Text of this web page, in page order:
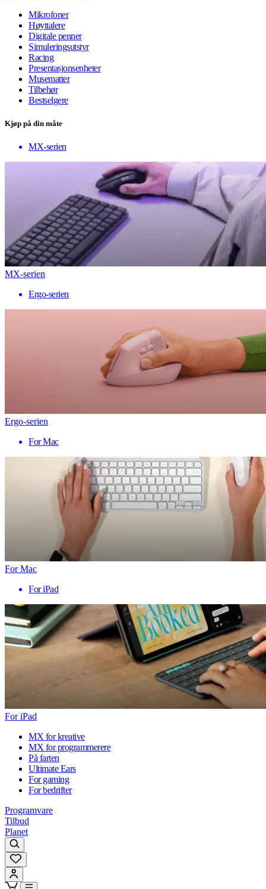
Mikrofoner
Høyttalere
Digitale penner
Simuleringsutstyr
Racing
Presentasjonsenheter
Musematter
Tilbehør
Bestselgere
Kjøp på din måte
MX-serien
MX-serien
Ergo-serien
Ergo-serien
For Mac
For Mac
For iPad
For iPad
MX for kreative
MX for programmerere
På farten
Ultimate Ears
For gaming
For bedrifter
Programvare
Tilbud
Planet